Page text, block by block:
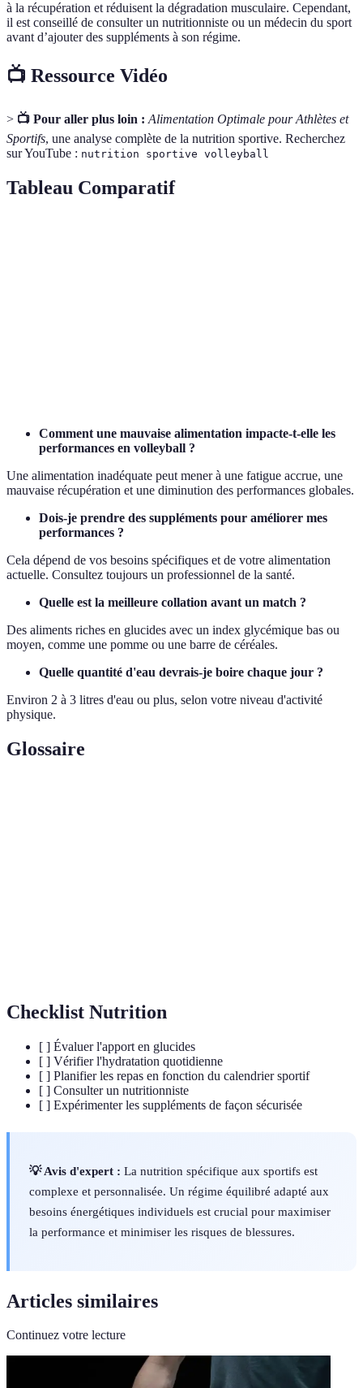
à la récupération et réduisent la dégradation musculaire. Cependant,
il est conseillé de consulter un nutritionniste ou un médecin du sport
avant d’ajouter des suppléments à son régime.
📺 Ressource Vidéo
> 📺 Pour aller plus loin : Alimentation Optimale pour Athlètes et
Sportifs, une analyse complète de la nutrition sportive. Recherchez
sur YouTube : nutrition sportive volleyball
Tableau Comparatif
Comment une mauvaise alimentation impacte-t-elle les
performances en volleyball ?
Une alimentation inadéquate peut mener à une fatigue accrue, une
mauvaise récupération et une diminution des performances globales.
Dois-je prendre des suppléments pour améliorer mes
performances ?
Cela dépend de vos besoins spécifiques et de votre alimentation
actuelle. Consultez toujours un professionnel de la santé.
Quelle est la meilleure collation avant un match ?
Des aliments riches en glucides avec un index glycémique bas ou
moyen, comme une pomme ou une barre de céréales.
Quelle quantité d'eau devrais-je boire chaque jour ?
Environ 2 à 3 litres d'eau ou plus, selon votre niveau d'activité
physique.
Glossaire
Checklist Nutrition
[ ] Évaluer l'apport en glucides
[ ] Vérifier l'hydratation quotidienne
[ ] Planifier les repas en fonction du calendrier sportif
[ ] Consulter un nutritionniste
[ ] Expérimenter les suppléments de façon sécurisée
💡 Avis d'expert : La nutrition spécifique aux sportifs est
complexe et personnalisée. Un régime équilibré adapté aux
besoins énergétiques individuels est crucial pour maximiser
la performance et minimiser les risques de blessures.
Articles similaires
Continuez votre lecture